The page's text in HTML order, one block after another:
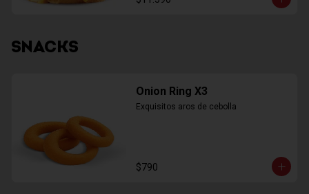
SNACKS
Onion Ring X3
Exquisitos aros de cebolla
$790